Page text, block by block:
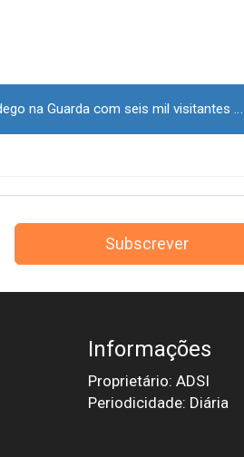
Passadiços do Mondego na Guarda com seis mil visitantes nos primeiros sete dias
Subscrever
Informações
Proprietário: ADSI
Periodicidade: Diária